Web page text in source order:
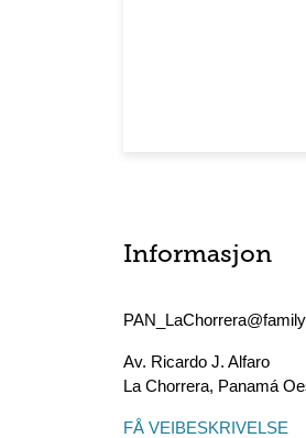
Informasjon
Av. Ricardo J. Alfaro
La Chorrera, Panamá
FÅ VEIBESKRIVELSE